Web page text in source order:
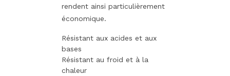
rendent ainsi particulièrement
économique.
Résistant aux acides et aux
bases
Résistant au froid et à la
chaleur